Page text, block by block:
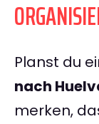
Planst du
nach
merken,